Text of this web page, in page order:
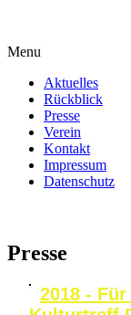
Menu
Aktuelles
Rückblick
Presse
Verein
Kontakt
Impressum
Datenschutz
Presse
2018 -